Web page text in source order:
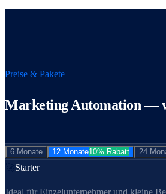
Preise & Pakete
Marketing Automation—
6 Monate 12 Monate10% Rabatt 24
Starter